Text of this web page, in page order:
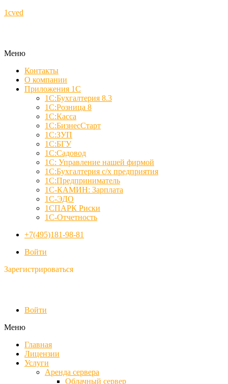
1cved
Меню
Контакты
О компании
Приложения 1С
1С:Бухгалтерия 8.3
1С:Розница 8
1С:Касса
1С:БизнесСтарт
1С:ЗУП
1С:БГУ
1С:Садовод
1С: Управление нашей фирмой
1С:Бухгалтерия с/х предприятия
1С:Предприниматель
1С-КАМИН: Зарплата
1С-ЭДО
1СПАРК Риски
1С-Отчетность
+7(495)181-98-81
Войти
Зарегистрироваться
Войти
Меню
Главная
Лицензии
Услуги
Аренда сервера
Облачный сервер